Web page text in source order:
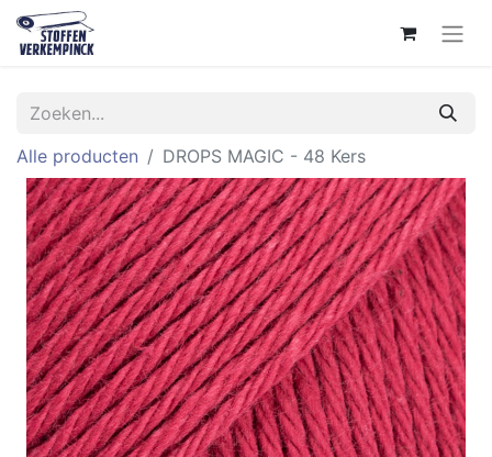
Alle producten DROPS MAGIC - 48 Kers